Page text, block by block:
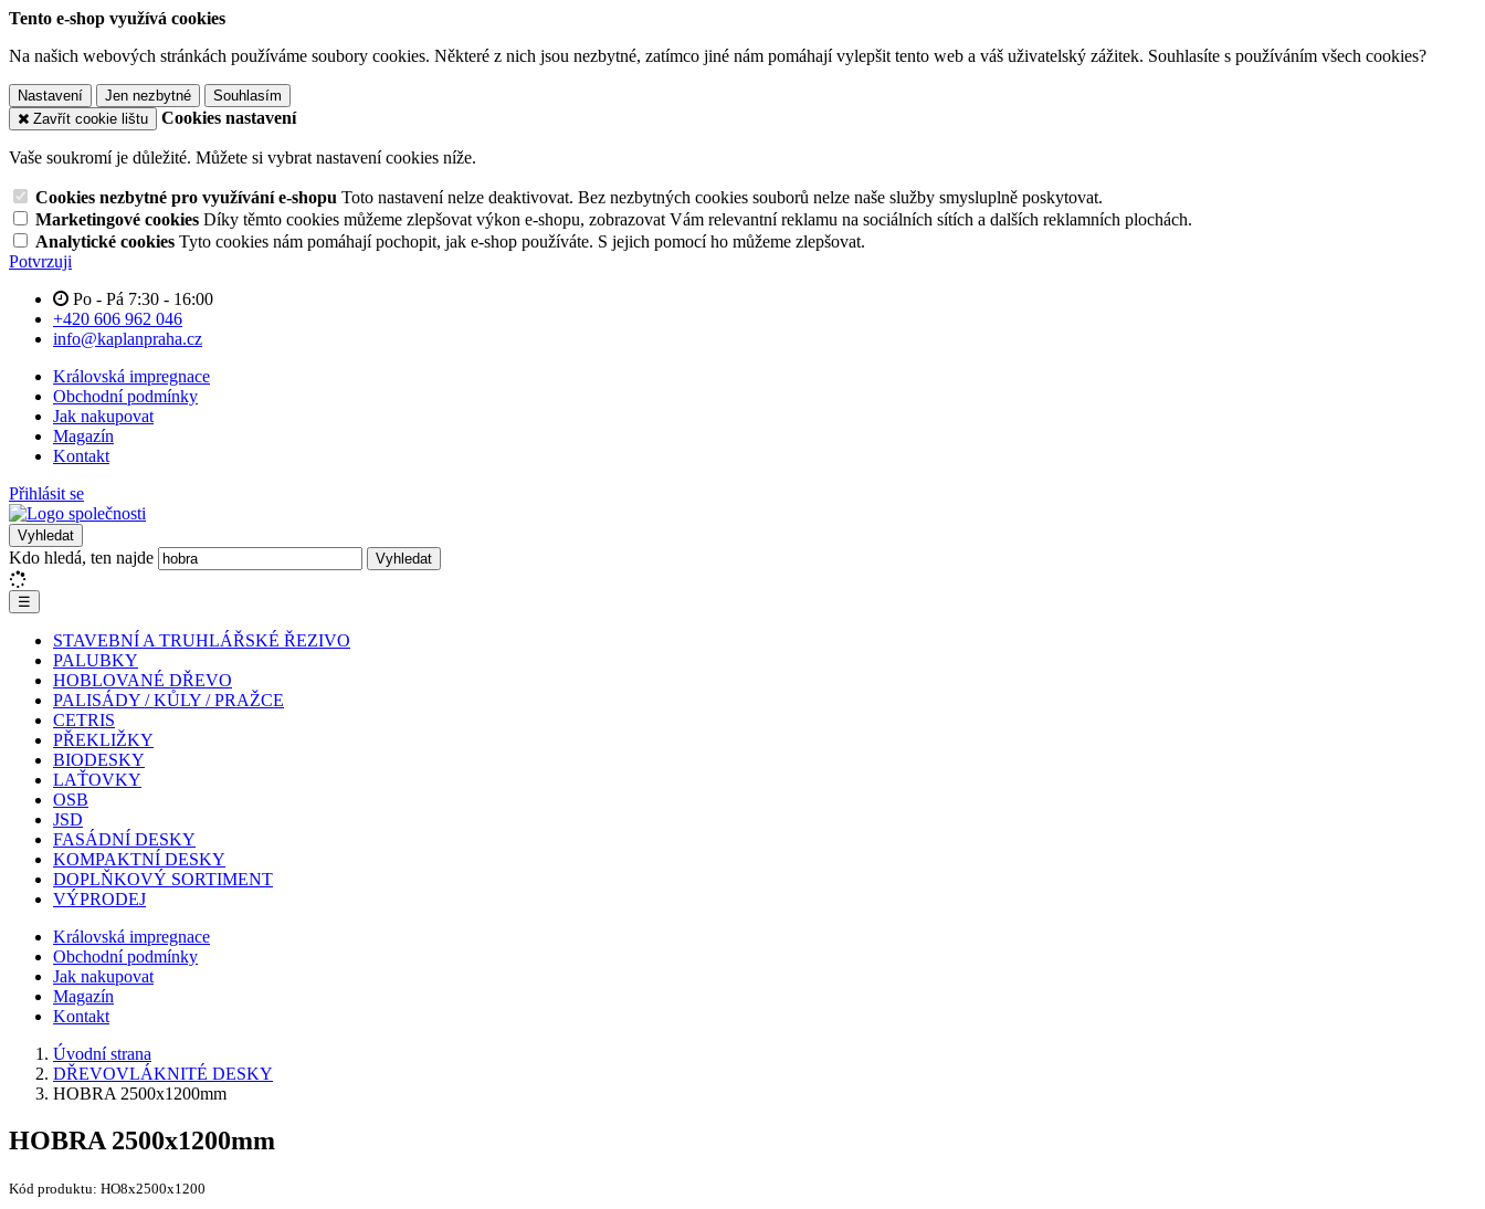
Tento e-shop využívá cookies
Na našich webových stránkách používáme soubory cookies. Některé z nich jsou nezbytné, zatímco jiné nám pomáhají vylepšit tento web a váš uživatelský zážitek. Souhlasíte s používáním všech cookies?
Nastavení Jen nezbytné
Souhlasím
Zavřít cookie lištu
Cookies nastavení
Vaše soukromí je důležité. Můžete si vybrat nastavení cookies níže.
Cookies nezbytné pro využívání e-shopu Toto nastavení nelze deaktivovat. Bez nezbytných cookies souborů nelze naše služby smysluplně poskytovat.
Marketingové cookies Díky těmto cookies můžeme zlepšovat výkon e-shopu, zobrazovat Vám relevantní reklamu na sociálních sítích a dalších reklamních plochách.
Analytické cookies Tyto cookies nám pomáhají pochopit, jak e-shop používáte. S jejich pomocí ho můžeme zlepšovat.
Potvrzuji
Po - Pá 7:30 - 16:00
+420 606 962 046
info@kaplanpraha.cz
Královská impregnace
Obchodní podmínky
Jak nakupovat
Magazín
Kontakt
Přihlásit se
Vyhledat
Kdo hledá, ten najde Vyhledat
☰
STAVEBNÍ A TRUHLÁŘSKÉ ŘEZIVO
PALUBKY
HOBLOVANÉ DŘEVO
PALISÁDY / KŮLY / PRAŽCE
CETRIS
PŘEKLIŽKY
BIODESKY
LAŤOVKY
OSB
JSD
FASÁDNÍ DESKY
KOMPAKTNÍ DESKY
DOPLŇKOVÝ SORTIMENT
VÝPRODEJ
Královská impregnace
Obchodní podmínky
Jak nakupovat
Magazín
Kontakt
Úvodní strana
DŘEVOVLÁKNITÉ DESKY
HOBRA 2500x1200mm
HOBRA 2500x1200mm
Kód produktu: HO8x2500x1200